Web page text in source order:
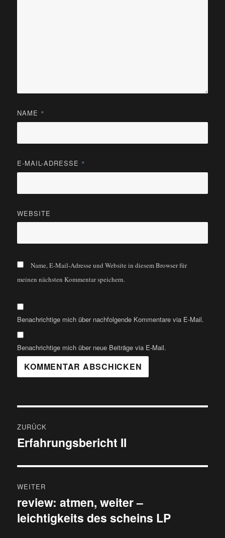
NAME *
E-MAIL-ADRESSE *
WEBSITE
Name, E-Mail-Adresse und Website in diesem Browser für
meinen nächsten Kommentar speichern.
Benachrichtige mich über nachfolgende Kommentare via E-Mail.
Benachrichtige mich über neue Beiträge via E-Mail.
ZURÜCK
Vorheriger
Erfahrungsbericht II
WEITER
Nächster
Beitrag:
review: atmen, weiter –
leichtigkeits des scheins LP